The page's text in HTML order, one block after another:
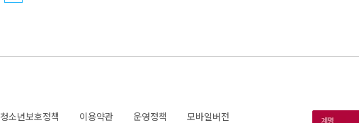
청소년보호정책 이용약관 운영정책 모바일버전